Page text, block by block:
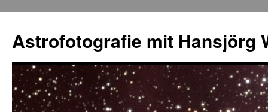
content
Astrofotografie mit Hansjörg